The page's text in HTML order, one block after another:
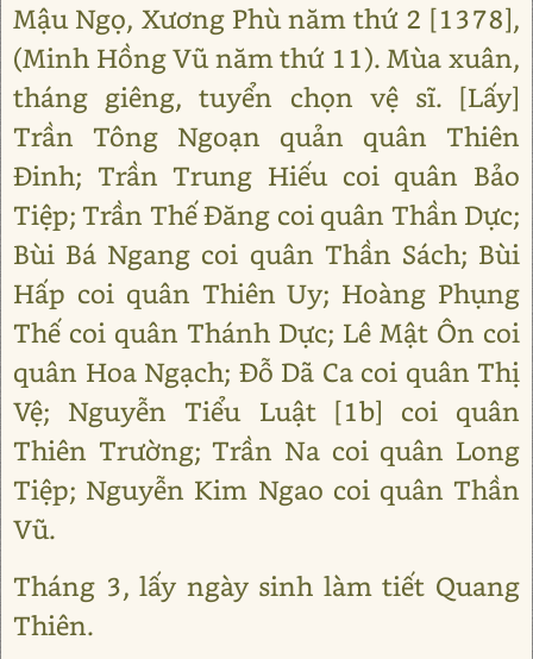
Mậu Ngọ, Xương Phù năm thứ 2 [1378],
(Minh Hồng Vũ năm thứ 11). Mùa xuân,
tháng giêng, tuyển chọn vệ sĩ. [Lấy]
Trần Tông Ngoạn quản quân Thiên
Đinh; Trần Trung Hiếu coi quân Bảo
Tiệp; Trần Thế Đăng coi quân Thần Dực;
Bùi Bá Ngang coi quân Thần Sách; Bùi
Hấp coi quân Thiên Uy; Hoàng Phụng
Thế coi quân Thánh Dực; Lê Mật Ôn coi
quân Hoa Ngạch; Đỗ Dã Ca coi quân Thị
Vệ; Nguyễn Tiểu Luật [1b] coi quân
Thiên Trường; Trần Na coi quân Long
Tiệp; Nguyễn Kim Ngao coi quân Thần
Vũ.
Tháng 3, lấy ngày sinh làm tiết Quang
Thiên.